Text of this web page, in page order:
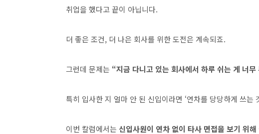
취업을 했다고 끝이 아닙니다.
더 좋은 조건, 더 나은 회사를 위한 도전은 계속되죠.
그런데 문제는 “지금 다니고 있는 회사에서 하루 쉬는 게 너무
특히 입사한 지 얼마 안 된 신입이라면 ‘연차를 당당하게 쓰는
이번 칼럼에서는 신입사원이 연차 없이 타사 면접을 보기 위해